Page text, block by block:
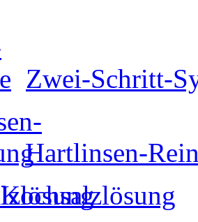
Zwei-Schritt-
Hartlinsen-
Kochsalzlösung